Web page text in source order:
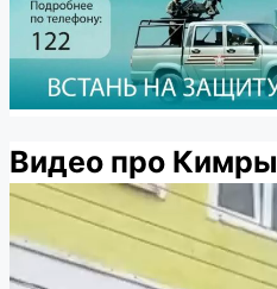
Видео про Кимры